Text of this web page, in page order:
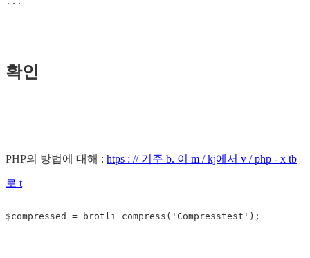
확인
PHP의 방법에 대해 : htps : // 기주 b. 이 m / kj에서 v / php - x tb
로 t
$compressed = brotli_compress('Compresstest');